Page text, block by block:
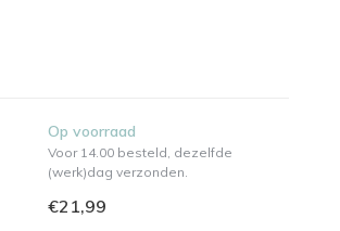
Op voorraad
Voor 14.00 besteld, dezelfde
(werk)dag verzonden.
€21,99